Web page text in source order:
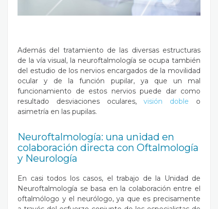
Además del tratamiento de las diversas estructuras
de la vía visual, la neuroftalmología se ocupa también
del estudio de los nervios encargados de la movilidad
ocular y de la función pupilar, ya que un mal
funcionamiento de estos nervios puede dar como
resultado desviaciones oculares,visión doble o
asimetría en las pupilas.
Neuroftalmología: una unidad en
colaboración directa con Oftalmología
y Neurología
En casi todos los casos, el trabajo de la Unidad de
Neuroftalmología se basa en la colaboración entre el
oftalmólogo y el neurólogo, ya que es precisamente